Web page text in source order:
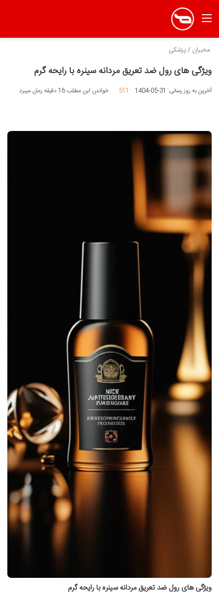
منو
مخبران /پزشکی
ویژگی های رول ضد تعریق مردانه سینره با رایحه گرم
آخرین به روز رسانی: 31-05-1404 511 خواندن این مطلب 16 دقیقه زمان میبرد
ویژگی های رول ضد تعریق مردانه سینره با رایحه گرم